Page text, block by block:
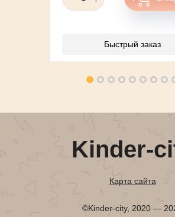
Быстрый заказ
Kinder-
Карта сайта
©Kinder-city, 2020 —